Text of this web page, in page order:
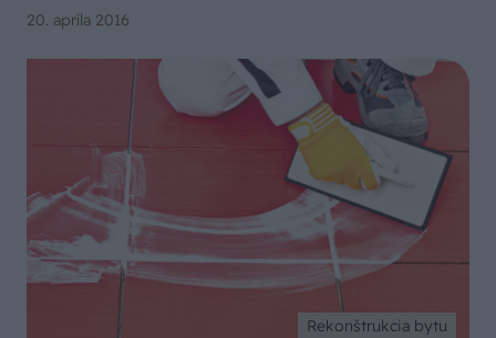
20. apríla 2016
Rekonštrukcia bytu